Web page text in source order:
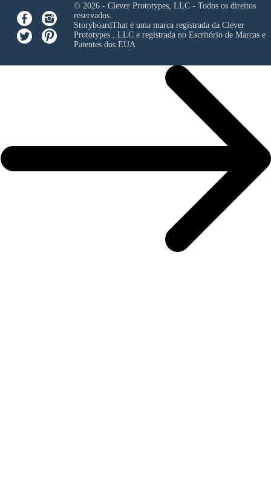
© 2026 - Clever Prototypes, LLC - Todos os direitos
reservados.
StoryboardThat é uma marca registrada da Clever
Prototypes , LLCe registrada no Escritório de Marcas e
Patentes dos EUA